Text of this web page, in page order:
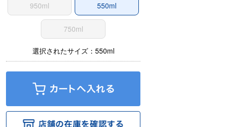
950ml 550ml
750ml
選択されたサイズ：550ml